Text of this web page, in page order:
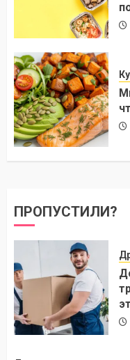
ПРОПУСТИЛИ?